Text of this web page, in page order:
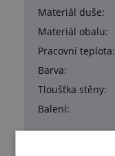
Materiál duše:
Materiál obalu:
Pracovní teplota:
Barva:
Tloušťka stěny:
Balení: